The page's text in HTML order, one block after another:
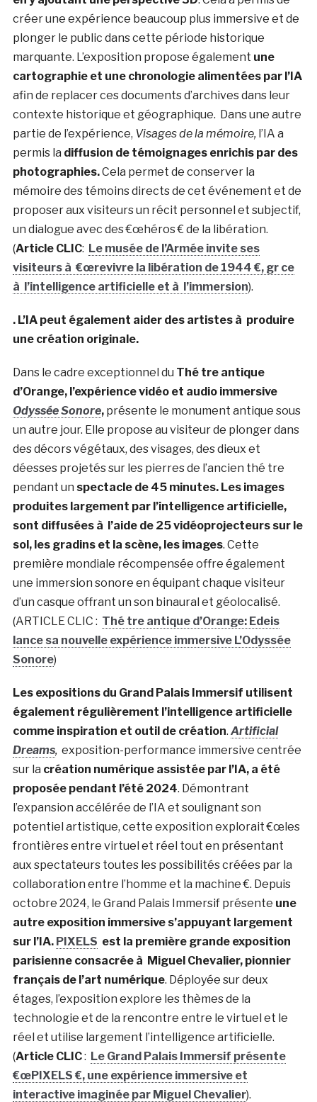
créer une expérience beaucoup plus immersive et de
plonger le public dans cette période historique
marquante. L’exposition propose également une
cartographie et une chronologie alimentées par l’IA
afin de replacer ces documents d’archives dans leur
contexte historique et géographique. Dans une autre
partie de l’expérience, Visages de la mémoire, l’IA a
permis la diffusion de témoignages enrichis par des
photographies.Cela permet de conserver la
mémoire des témoins directs de cet événement et de
proposer aux visiteurs un récit personnel et subjectif,
un dialogue avec des €œhéros € de la libération.
(Article CLIC: Le musée de l’Armée invite ses
visiteurs à €œrevivre la libération de 1944 €, gr ce
à l’intelligence artificielle et à l’immersion).
. L’IA peut également aider des artistes à produire
une création originale.
Dans le cadre exceptionnel du Thé tre antique
d’Orange, l’expérience vidéo et audio immersive
Odyssée Sonore,présente le monument antique sous
un autre jour. Elle propose au visiteur de plonger dans
des décors végétaux, des visages, des dieux et
déesses projetés sur les pierres de l’ancien thé tre
pendant un spectacle de 45 minutes. Les images
produites largement par l’intelligence artificielle,
sont diffusées à l’aide de 25 vidéoprojecteurs sur le
sol, les gradins et la scène, les images. Cette
première mondiale récompensée offre également
une immersion sonore en équipant chaque visiteur
d’un casque offrant un son binaural et géolocalisé.
(ARTICLE CLIC : Thé tre antique d’Orange: Edeis
lance sa nouvelle expérience immersive L’Odyssée
Sonore)
Les expositions du Grand Palais Immersif utilisent
également régulièrement l’intelligence artificielle
comme inspiration et outil de création. Artificial
Dreams, exposition-performance immersive centrée
sur la création numérique assistée par l’IA, a été
proposée pendant l’été 2024. Démontrant
l’expansion accélérée de l’IA et soulignant son
potentiel artistique, cette exposition explorait €œles
frontières entre virtuel et réel tout en présentant
aux spectateurs toutes les possibilités créées par la
collaboration entre l’homme et la machine €. Depuis
octobre 2024, le Grand Palais Immersif présente une
autre exposition immersive s’appuyant largement
sur l’IA. PIXELS est la première grande exposition
parisienne consacrée à Miguel Chevalier, pionnier
français de l’art numérique. Déployée sur deux
étages, l’exposition explore les thèmes de la
technologie et de la rencontre entre le virtuel et le
réel et utilise largement l’intelligence artificielle.
(Article CLIC: Le Grand Palais Immersif présente
€œPIXELS €, une expérience immersive et
interactive imaginée par Miguel Chevalier).